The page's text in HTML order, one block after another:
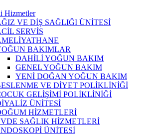
Hizmetler
VE DİŞ SAĞLIĞI ÜNİTESİ
SERVİS
BAKIMLAR
DAHİLİ YOĞUN BAKIM
GENEL YOĞUN BAKIM
YENİ DOĞAN YOĞUN BAKIM
VE DİYET POLİKLİNİĞİ
GELİŞİMİ POLİKLİNİĞİ
ÜNİTESİ
HİZMETLERİ
SAĞLIK HİZMETLERİ
ÜNİTESİ